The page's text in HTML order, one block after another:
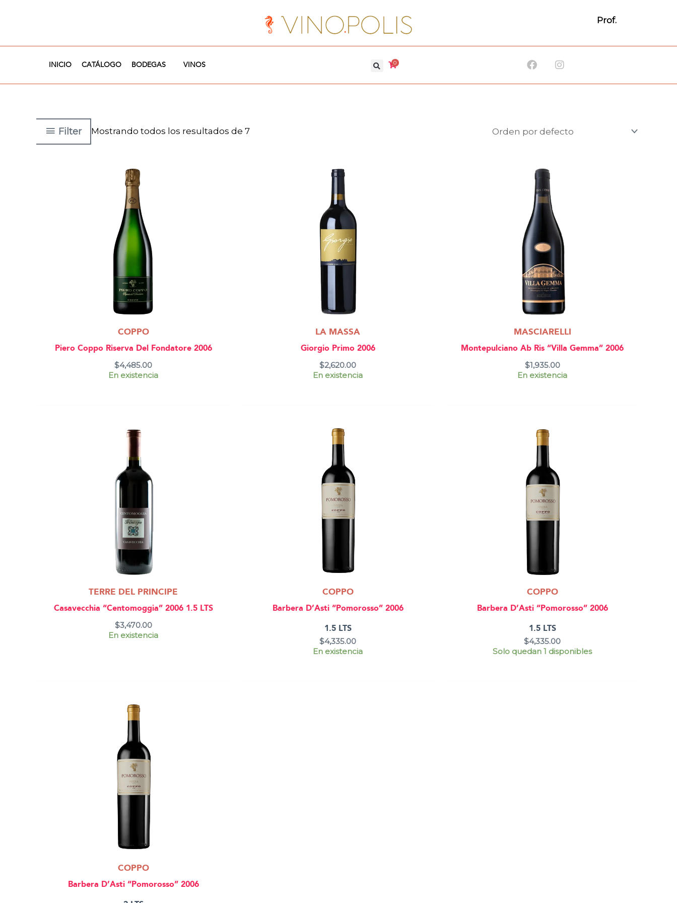
Prof.
INICIO CATÁLOGO BODEGAS VINOS 0 FacebookInstagram
Filter Mostrando todos los resultados de 7
COPPO
Piero Coppo Riserva Del Fondatore 2006
$4,485.00
En existencia
LA MASSA
Giorgio Primo 2006
$2,620.00
En existencia
MASCIARELLI
Montepulciano Ab Ris “Villa Gemma” 2006
$1,935.00
En existencia
TERRE DEL PRINCIPE
Casavecchia “Centomoggia” 2006 1.5 LTS
$3,470.00
En existencia
COPPO
Barbera D’Asti “Pomorosso” 2006
1.5 LTS
$4,335.00
En existencia
COPPO
Barbera D’Asti “Pomorosso” 2006
1.5 LTS
$4,335.00
Solo quedan 1 disponibles
COPPO
Barbera D’Asti “Pomorosso” 2006